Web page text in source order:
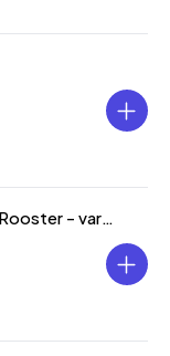
Golden 20 Franc Marianna and Rooster - various years